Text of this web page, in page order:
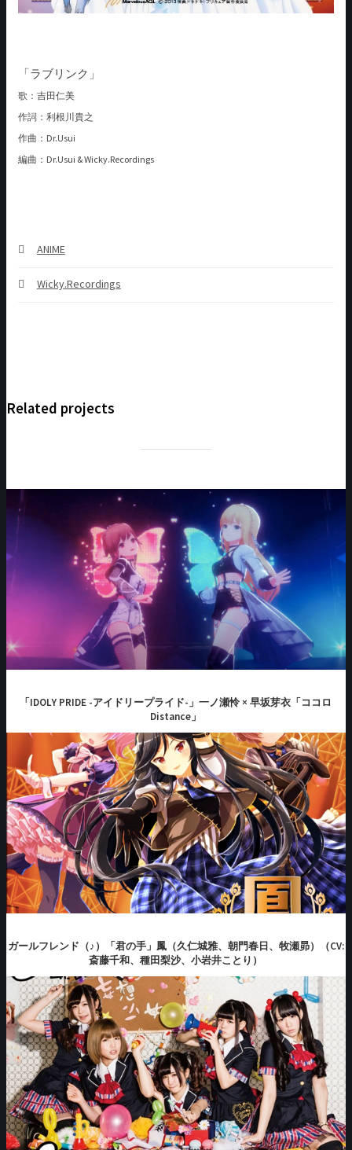
「ラブリンク」
歌：吉田仁美
作詞：利根川貴之
作曲：Dr.Usui
編曲：Dr.Usui & Wicky.Recordings
ANIME
Wicky.Recordings
Related projects
「IDOLY PRIDE -アイドリープライド-」一ノ瀬怜 × 早坂芽衣「ココロ
Distance」
ガールフレンド（♪）「君の手」鳳（久仁城雅、朝門春日、牧瀬昴）（CV:
斎藤千和、種田梨沙、小岩井ことり）